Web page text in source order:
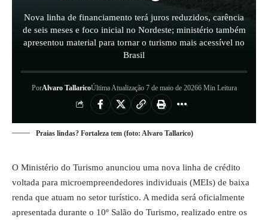
Nova linha de financiamento terá juros reduzidos, carência
de seis meses e foco inicial no Nordeste; ministério também
apresentou material para tornar o turismo mais acessível no
Brasil
PorAlvaro TallaricoÚltima Atualização 7 de maio de 20266 Min Leitura
Praias lindas? Fortaleza tem (foto: Alvaro Tallarico)
O Ministério do Turismo anunciou uma nova linha de crédito
voltada para microempreendedores individuais (MEIs) de baixa
renda que atuam no setor turístico. A medida será oficialmente
apresentada durante o 10º Salão do Turismo, realizado entre os